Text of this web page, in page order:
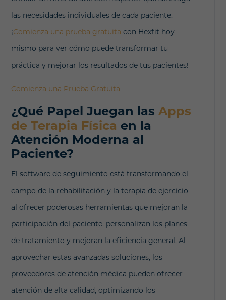
las necesidades individuales de cada paciente.
¡Comienza una prueba gratuita con Hexfit hoy
mismo para ver cómo puede transformar tu
práctica y mejorar los resultados de tus pacientes!
Comienza una Prueba Gratuita
¿Qué Papel Juegan lasApps
de Terapia Física en la
Atención Moderna al
Paciente?
El software de seguimiento está transformando el
campo de la rehabilitación y la terapia de ejercicio
al ofrecer poderosas herramientas que mejoran la
participación del paciente, personalizan los planes
de tratamiento y mejoran la eficiencia general. Al
aprovechar estas avanzadas soluciones, los
proveedores de atención médica pueden ofrecer
atención de alta calidad, optimizando los